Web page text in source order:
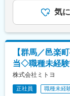
ご経験や適
きます。
・業界や製
通じて基礎
に知識・ス
に関する専
※将来的に
す。（輸入
動車、建機
当社は伊藤
が分離独立
から自動車
月）※評価
でも目安の
す。月給(月
気
【群馬／邑楽
当◇職種未経験
株式会社ミトヨ
正社員 職種未経